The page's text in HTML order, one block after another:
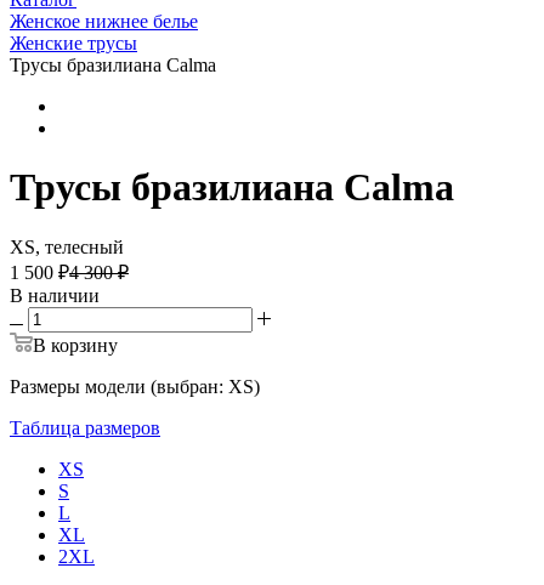
Женское нижнее белье
Женские трусы
Трусы бразилиана Calma
Трусы бразилиана Calma
XS, телесный
1 500 ₽4 300 ₽
В наличии
В корзину
Размеры модели (выбран: XS)
Таблица размеров
XS
S
L
XL
2XL